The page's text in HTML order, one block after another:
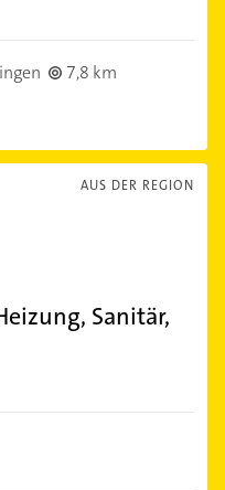
7,8 km
AUS DER REGION
Sanitär,